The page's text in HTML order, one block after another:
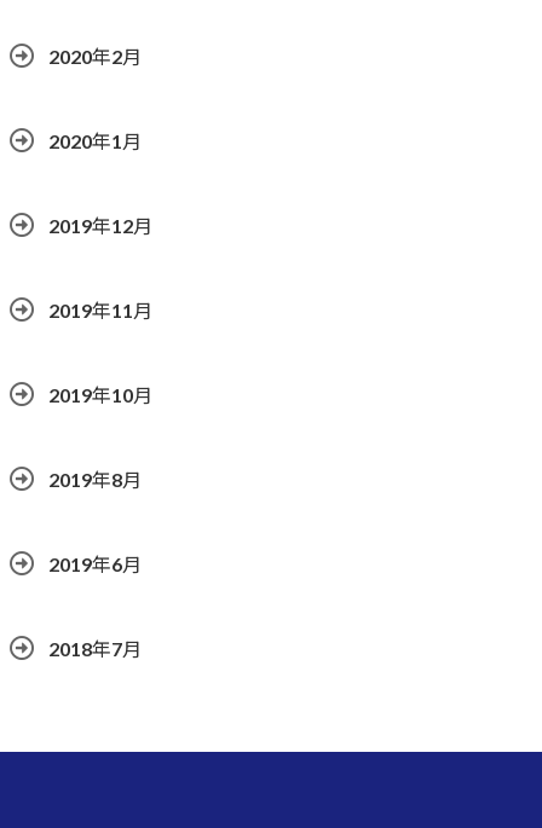
2020年2月
2020年1月
2019年12月
2019年11月
2019年10月
2019年8月
2019年6月
2018年7月